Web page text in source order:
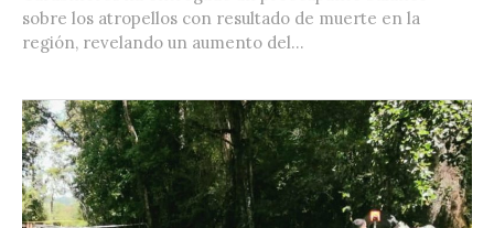
sobre los atropellos con resultado de muerte en la
región, revelando un aumento del...